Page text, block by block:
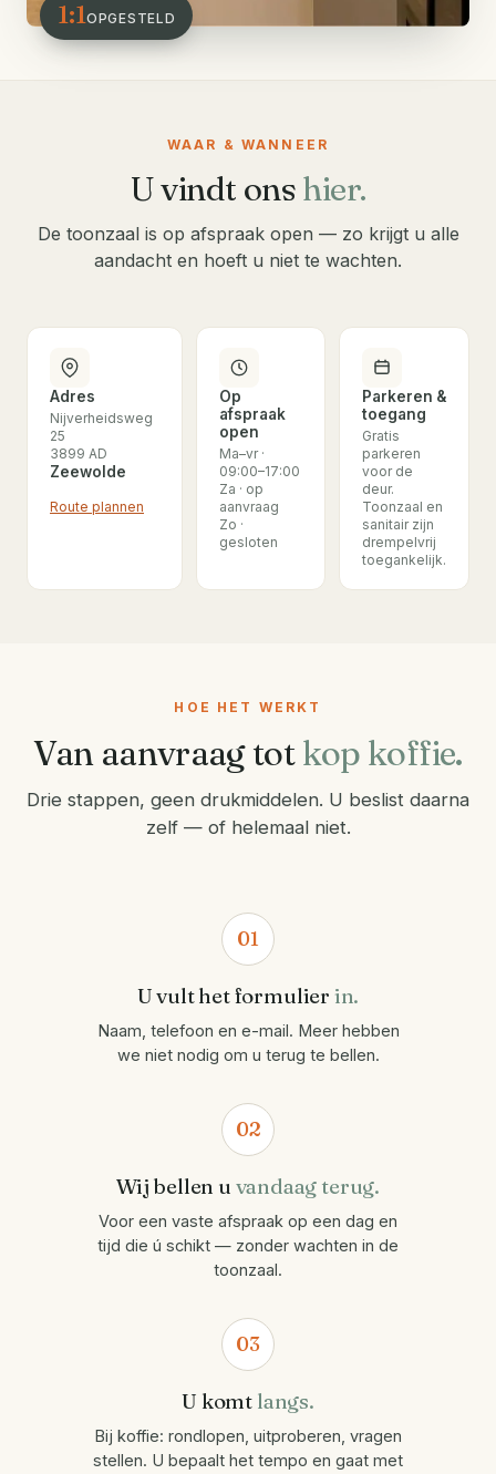
1:1OPGESTELD
WAAR & WANNEER
U vindt onshier.
De toonzaal is op afspraak open — zo krijgt u alle
aandacht en hoeft u niet te wachten.
Adres
Nijverheidsweg
25
3899 AD
Zeewolde
Route plannen
Op
afspraak
open
Ma–vr ·
09:00–17:00
Za · op
aanvraag
Zo ·
gesloten
Parkeren &
toegang
Gratis
parkeren
voor de
deur.
Toonzaal en
sanitair zijn
drempelvrij
toegankelijk.
HOE HET WERKT
Van aanvraag totkop koffie.
Drie stappen, geen drukmiddelen. U beslist daarna
zelf — of helemaal niet.
01
U vult het formulier in.
Naam, telefoon en e-mail. Meer hebben
we niet nodig om u terug te bellen.
02
Wij bellen u vandaag terug.
Voor een vaste afspraak op een dag en
tijd die ú schikt — zonder wachten in de
toonzaal.
03
U komt langs.
Bij koffie: rondlopen, uitproberen, vragen
stellen. U bepaalt het tempo en gaat met